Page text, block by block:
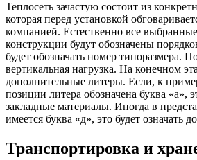
Теплосеть зачастую состоит из
которая перед установкой
компанией. Естественно все
конструкции будут обозначены
будет обозначать номер типоразмера.
вертикальная нагрузка. На конечном
дополнительные литеры. Если, к
позиции литера обозначена буква «а»,
закладные материалы. Иногда в
имеется буква «д», это будет означать
Транспортировка и